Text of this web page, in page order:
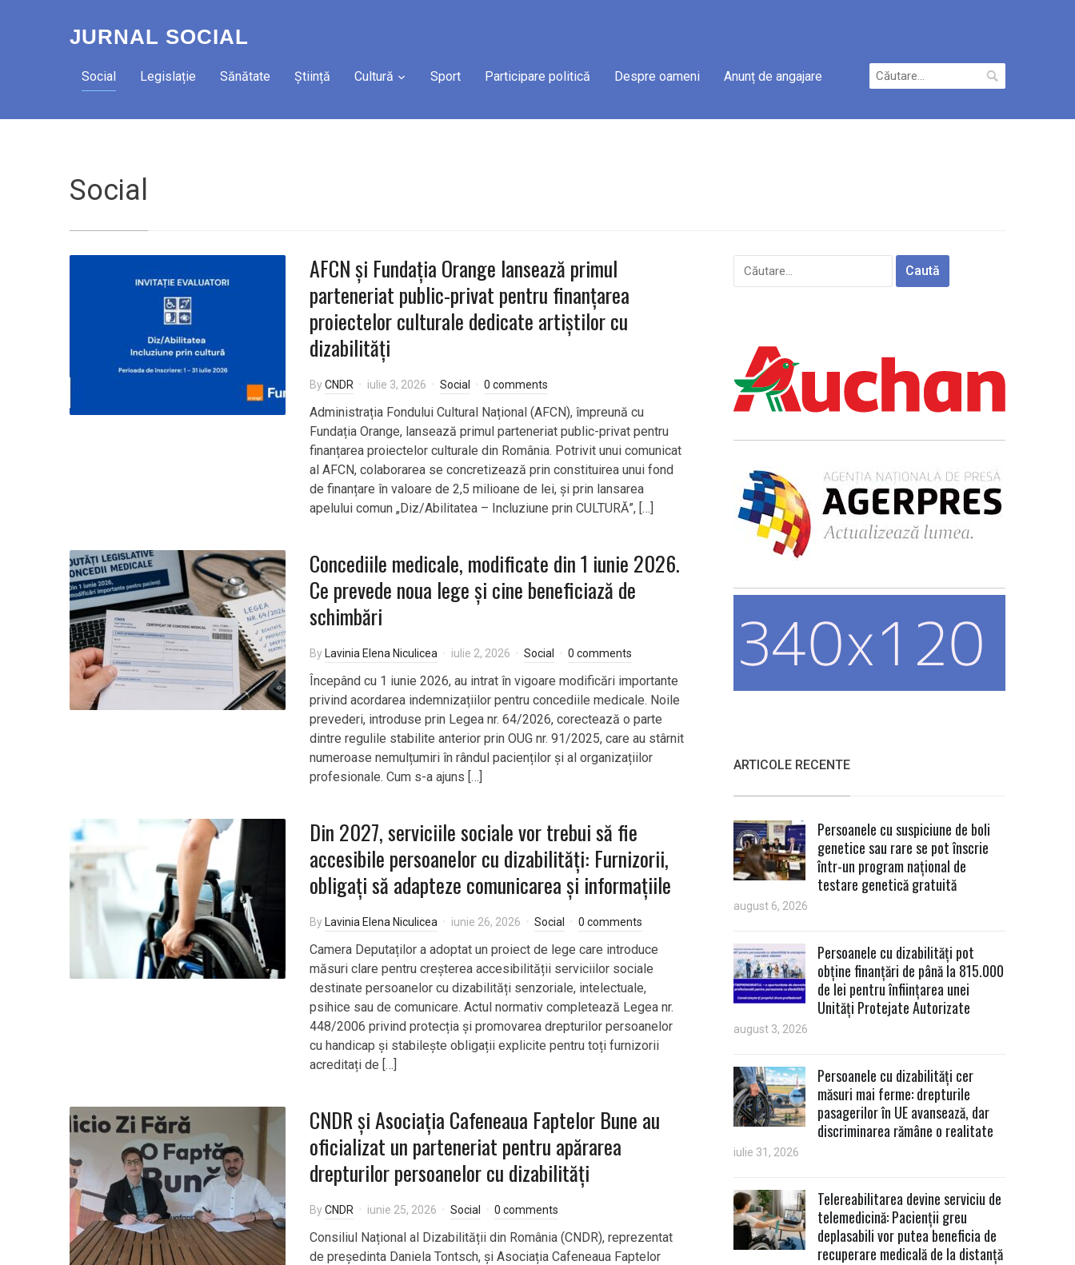
JURNAL SOCIAL
Social Legislație Sănătate Știință Cultură Sport Participare politică Despre oameni Anunț de angajare
Caută
după:
Social
AFCN și Fundația Orange lansează primul
parteneriat public-privat pentru finanțarea
proiectelor culturale dedicate artiștilor cu
dizabilități
ByCNDR iulie 3, 2026 Social 0 comments
Administrația Fondului Cultural Național (AFCN), împreună cu
Fundația Orange, lansează primul parteneriat public-privat pentru
finanțarea proiectelor culturale din România. Potrivit unui comunicat
al AFCN, colaborarea se concretizează prin constituirea unui fond
de finanțare în valoare de 2,5 milioane de lei, și prin lansarea
apelului comun „Diz/Abilitatea – Incluziune prin CULTURĂ”, […]
Concediile medicale, modificate din 1 iunie 2026.
Ce prevede noua lege și cine beneficiază de
schimbări
By Lavinia Elena Niculicea iulie 2, 2026 Social 0 comments
Începând cu 1 iunie 2026, au intrat în vigoare modificări importante
privind acordarea indemnizațiilor pentru concediile medicale. Noile
prevederi, introduse prin Legea nr. 64/2026, corectează o parte
dintre regulile stabilite anterior prin OUG nr. 91/2025, care au stârnit
numeroase nemulțumiri în rândul pacienților și al organizațiilor
profesionale. Cum s-a ajuns […]
Din 2027, serviciile sociale vor trebui să fie
accesibile persoanelor cu dizabilități: Furnizorii,
obligați să adapteze comunicarea și informațiile
By Lavinia Elena Niculicea iunie 26, 2026 Social 0 comments
Camera Deputaților a adoptat un proiect de lege care introduce
măsuri clare pentru creșterea accesibilității serviciilor sociale
destinate persoanelor cu dizabilități senzoriale, intelectuale,
psihice sau de comunicare. Actul normativ completează Legea nr.
448/2006 privind protecția și promovarea drepturilor persoanelor
cu handicap și stabilește obligații explicite pentru toți furnizorii
acreditați de […]
CNDR și Asociația Cafeneaua Faptelor Bune au
oficializat un parteneriat pentru apărarea
drepturilor persoanelor cu dizabilități
ByCNDR iunie 25, 2026 Social 0 comments
Consiliul Național al Dizabilității din România (CNDR), reprezentat
de președinta Daniela Tontsch, și Asociația Cafeneaua Faptelor
Caută
după:
ARTICOLE RECENTE
Persoanele cu suspiciune de boli
genetice sau rare se pot înscrie
într-un program național de
testare genetică gratuită
august 6, 2026
Persoanele cu dizabilități pot
obține finanțări de până la 815.000
de lei pentru înființarea unei
Unități Protejate Autorizate
august 3, 2026
Persoanele cu dizabilități cer
măsuri mai ferme: drepturile
pasagerilor în UE avansează, dar
discriminarea rămâne o realitate
iulie 31, 2026
Telereabilitarea devine serviciu de
telemedicină: Pacienții greu
deplasabili vor putea beneficia de
recuperare medicală de la distanță